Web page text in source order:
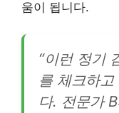
움이 됩니다.
“이런 정기
를 체크하
다. 전문가